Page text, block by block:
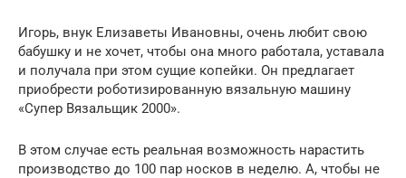
Игорь, внук Елизаветы Ивановны, очень любит свою
бабушку и не хочет, чтобы она много работала, уставала
и получала при этом сущие копейки. Он предлагает
приобрести роботизированную вязальную машину
«Супер Вязальщик 2000».
В этом случае есть реальная возможность нарастить
производство до 100 пар носков в неделю. А, чтобы не